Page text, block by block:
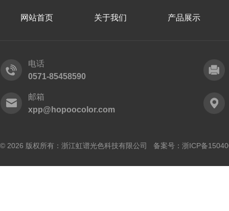
网站首页 关于我们 产品展示
电话
0571-85458590
邮箱
xpp@hopoocolor.com
© 2026 版权所有：浙江虹谱光色科技有限公司 备案号： 浙ICP备